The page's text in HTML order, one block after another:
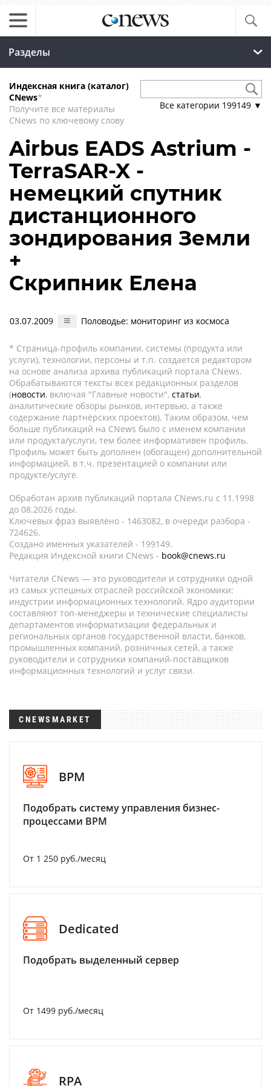
Разделы
Индексная книга (каталог)
CNews*
Получите все материалы
CNews по ключевому слову
Все категории 199149 ▼
Airbus EADS Astrium -
TerraSAR-X -
немецкий спутник
дистанционного
зондирования Земли
+
Скрипник Елена
03.07.2009 Половодье: мониторинг из космоса
* Страница-профиль компании, системы (продукта или
услуги), технологии, персоны и т.п. создается редактором
на основе анализа архива публикаций портала CNews.
Обрабатываются тексты всех редакционных разделов
(новости, включая "Главные новости", статьи,
аналитические обзоры рынков, интервью, а также
содержание партнёрских проектов). Таким образом, чем
больше публикаций на CNews было с именем компании
или продукта/услуги, тем более информативен профиль.
Профиль может быть дополнен (обогащен) дополнительной
информацией, в т.ч. презентацией о компании или
продукте/услуге.
Обработан архив публикаций портала CNews.ru c 11.1998
до 08.2026 годы.
Ключевых фраз выявлено - 1463082, в очереди разбора -
724626.
Создано именных указателей - 199149.
Редакция Индексной книги CNews - book@cnews.ru
Читатели CNews — это руководители и сотрудники одной
из самых успешных отраслей российской экономики:
индустрии информационных технологий. Ядро аудитории
составляют топ-менеджеры и технические специалисты
департаментов информатизации федеральных и
региональных органов государственной власти, банков,
промышленных компаний, розничных сетей, а также
руководители и сотрудники компаний-поставщиков
информационных технологий и услуг связи.
CNEWSMARKET
BPM
Подобрать систему управления бизнес-
процессами BPM
От 1 250 руб./месяц
Dedicated
Подобрать выделенный сервер
От 1499 руб./месяц
RPA